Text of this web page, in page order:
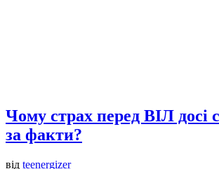
Чому страх перед ВІЛ досі
за факти?
від teenergizer